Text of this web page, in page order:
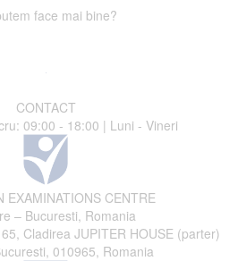
face mai bine?
CONTACT
09:00 - 18:00 | Luni - Vineri
EXAMINATIONS CENTRE
– Bucuresti, Romania
Cladirea JUPITER HOUSE (parter)
010965, Romania